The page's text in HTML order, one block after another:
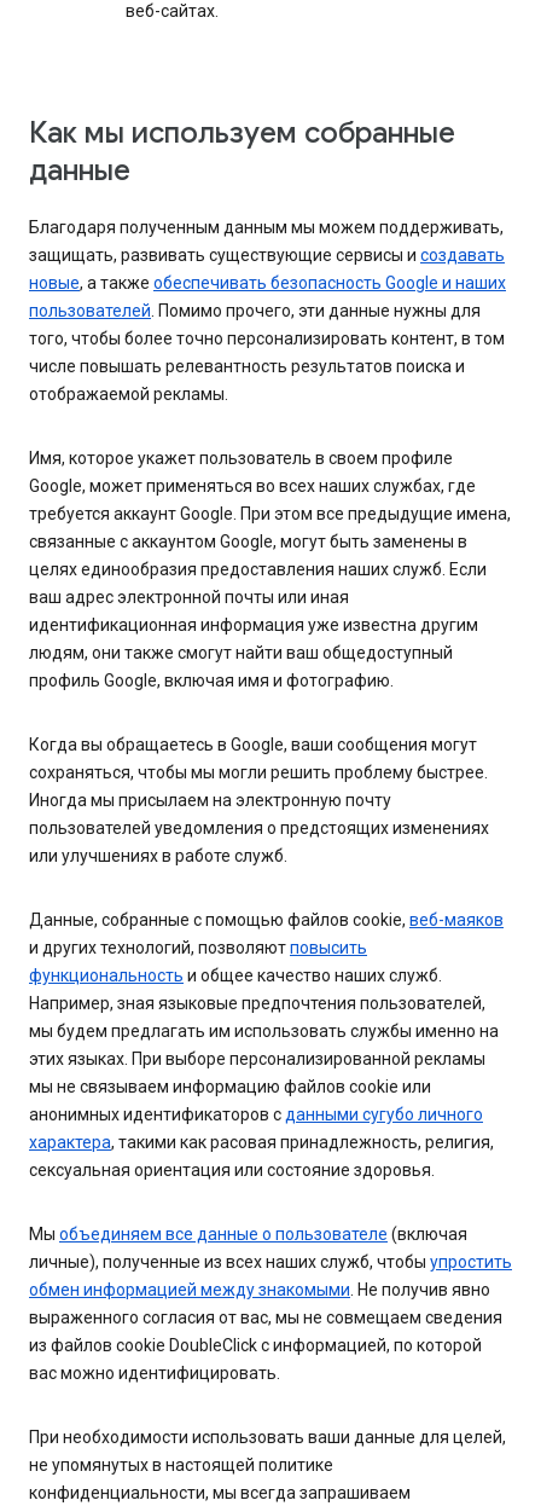
веб-сайтах.
Как мы используем собранные
данные
Благодаря полученным данным мы можем поддерживать,
защищать, развивать существующие сервисы и создавать
новые, а также обеспечивать безопасность Google и наших
пользователей. Помимо прочего, эти данные нужны для
того, чтобы более точно персонализировать контент, в том
числе повышать релевантность результатов поиска и
отображаемой рекламы.
Имя, которое укажет пользователь в своем профиле
Google, может применяться во всех наших службах, где
требуется аккаунт Google. При этом все предыдущие имена,
связанные с аккаунтом Google, могут быть заменены в
целях единообразия предоставления наших служб. Если
ваш адрес электронной почты или иная
идентификационная информация уже известна другим
людям, они также смогут найти ваш общедоступный
профиль Google, включая имя и фотографию.
Когда вы обращаетесь в Google, ваши сообщения могут
сохраняться, чтобы мы могли решить проблему быстрее.
Иногда мы присылаем на электронную почту
пользователей уведомления о предстоящих изменениях
или улучшениях в работе служб.
Данные, собранные с помощью файлов cookie, веб-маяков
и других технологий, позволяютповысить
функциональность и общее качество наших служб.
Например, зная языковые предпочтения пользователей,
мы будем предлагать им использовать службы именно на
этих языках. При выборе персонализированной рекламы
мы не связываем информацию файлов cookie или
анонимных идентификаторов сданными сугубо личного
характера, такими как расовая принадлежность, религия,
сексуальная ориентация или состояние здоровья.
Мы объединяем все данные о пользователе (включая
личные), полученные из всех наших служб, чтобы упростить
обмен информацией между знакомыми. Не получив явно
выраженного согласия от вас, мы не совмещаем сведения
из файлов cookie DoubleClick с информацией, по которой
вас можно идентифицировать.
При необходимости использовать ваши данные для целей,
не упомянутых в настоящей политике
конфиденциальности, мы всегда запрашиваем